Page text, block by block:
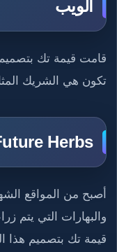
الويب
قامت قيمة تك بتصميم
تكون هي الشريك
Herbs
أصبح من المواقع
والبهارات التي يتم
قيمة تك بتصميم هذا